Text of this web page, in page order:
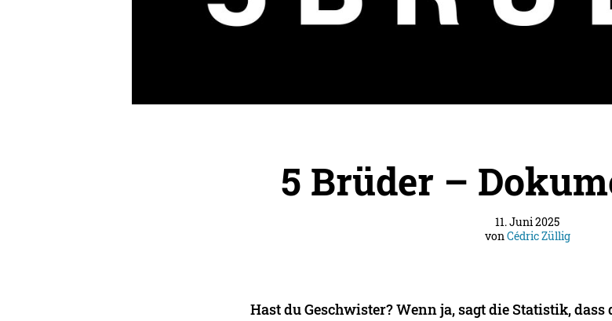
5 Brüder –
11. Juni 2025
vonCédric Züllig
Hast du Geschwister? Wenn ja, sagt die Statistik,